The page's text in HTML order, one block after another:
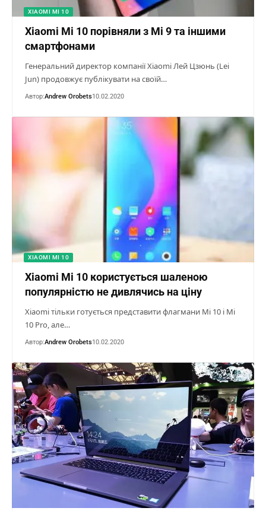
XIAOMI MI 10
Xiaomi Mi 10 порівняли з Mi 9 та іншими
смартфонами
Генеральний директор компанії Xiaomi Лей Цзюнь (Lei
Jun) продовжує публікувати на своїй…
Автор:Andrew Orobets10.02.2020
XIAOMI MI 10
Xiaomi Mi 10 користується шаленою
популярністю не дивлячись на ціну
Xiaomi тільки готується представити флагмани Mi 10 і Mi
10 Pro, але…
Автор:Andrew Orobets10.02.2020